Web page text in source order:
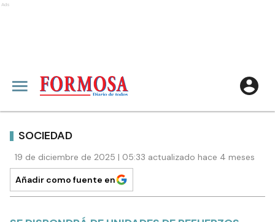
Ads
SOCIEDAD
19 de diciembre de 2025 | 05:33 actualizado hace 4 meses
Añadir como fuente en